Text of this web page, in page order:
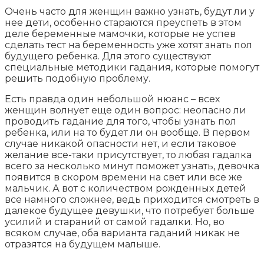
Очень часто для женщин важно узнать, будут ли у
нее дети, особенно стараются преуспеть в этом
деле беременные мамочки, которые не успев
сделать тест на беременность уже хотят знать пол
будущего ребенка. Для этого существуют
специальные методики гадания, которые помогут
решить подобную проблему.
Есть правда один небольшой нюанс – всех
женщин волнует еще один вопрос: неопасно ли
проводить гадание для того, чтобы узнать пол
ребенка, или на то будет ли он вообще. В первом
случае никакой опасности нет, и если таковое
желание все-таки присутствует, то любая гадалка
всего за несколько минут поможет узнать, девочка
появится в скором времени на свет или все же
мальчик. А вот с количеством рожденных детей
все намного сложнее, ведь приходится смотреть в
далекое будущее девушки, что потребует больше
усилий и стараний от самой гадалки. Но, во
всяком случае, оба варианта гаданий никак не
отразятся на будущем малыше.